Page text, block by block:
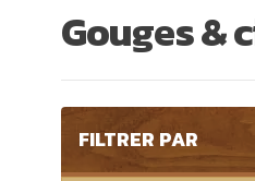
Gouges &
FILTRER PAR